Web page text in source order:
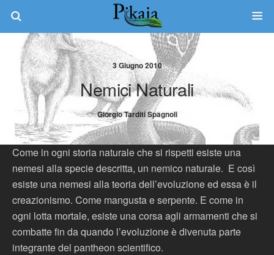
3 Giugno 2010
Nemici Naturali
Giorgio Tarditi Spagnoli
Come in ogni storia naturale che si rispetti esiste una
nemesi alla specie descritta, un nemico naturale. E così
esiste una nemesi alla teoria dell’evoluzione ed essa è il
creazionismo. Come mangusta e serpente. E come in
ogni lotta mortale, esiste una corsa agli armamenti che si
combatte fin da quando l’evoluzione è divenuta parte
integrante del pantheon scientifico.